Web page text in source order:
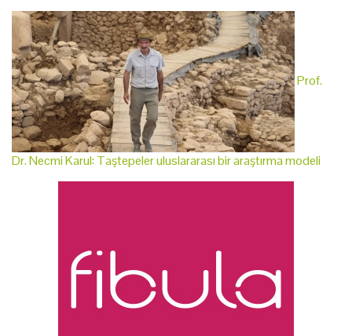
Prof.
Dr. Necmi Karul: Taştepeler uluslararası bir araştırma modeli